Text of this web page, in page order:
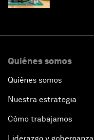
Quiénes somos
Quiénes somos
Nuestra estrategia
Cómo trabajamos